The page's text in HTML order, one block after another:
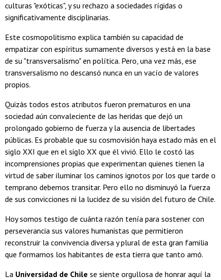
culturas "exóticas", y su rechazo a sociedades rígidas o
significativamente disciplinarias.
Este cosmopolitismo explica también su capacidad de
empatizar con espíritus sumamente diversos y está en la base
de su "transversalismo" en política. Pero, una vez más, ese
transversalismo no descansó nunca en un vacío de valores
propios.
Quizás todos estos atributos fueron prematuros en una
sociedad aún convaleciente de las heridas que dejó un
prolongado gobierno de fuerza y la ausencia de libertades
públicas. Es probable que su cosmovisión haya estado más en el
siglo XXI que en el siglo XX que él vivió. Ello le costó las
incomprensiones propias que experimentan quienes tienen la
virtud de saber iluminar los caminos ignotos por los que tarde o
temprano debemos transitar. Pero ello no disminuyó la fuerza
de sus convicciones ni la lucidez de su visión del futuro de Chile.
Hoy somos testigo de cuánta razón tenía para sostener con
perseverancia sus valores humanistas que permitieron
reconstruir la convivencia diversa y plural de esta gran familia
que formamos los habitantes de esta tierra que tanto amó.
La Universidad de Chile se siente orgullosa de honrar aquí la